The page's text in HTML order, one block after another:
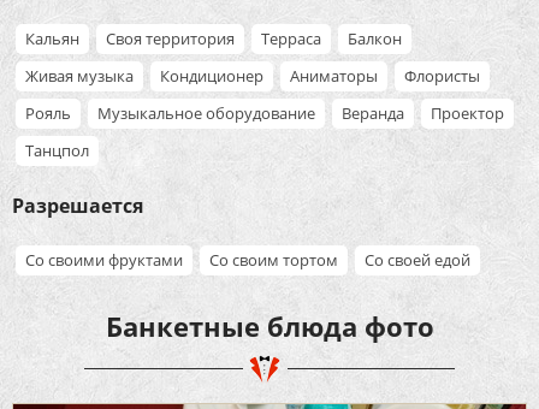
Кальян Своя территория Терраса
Балкон
Живая музыка
Кондиционер Аниматоры
Флористы
Рояль
Музыкальное оборудование Веранда
Проектор
Танцпол
Разрешается
Со своими фруктами Со своим тортом Со своей едой
Банкетные блюда фото